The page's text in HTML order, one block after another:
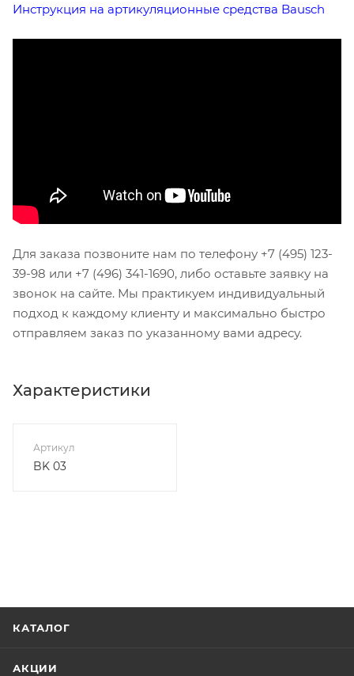
Инструкция на артикуляционные средства Bausch
Для заказа позвоните нам по телефону +7 (495) 123-
39-98 или +7 (496) 341-1690, либо оставьте заявку на
звонок на сайте. Мы практикуем индивидуальный
подход к каждому клиенту и максимально быстро
отправляем заказ по указанному вами адресу.
Характеристики
Артикул
BK 03
КАТАЛОГ
АКЦИИ